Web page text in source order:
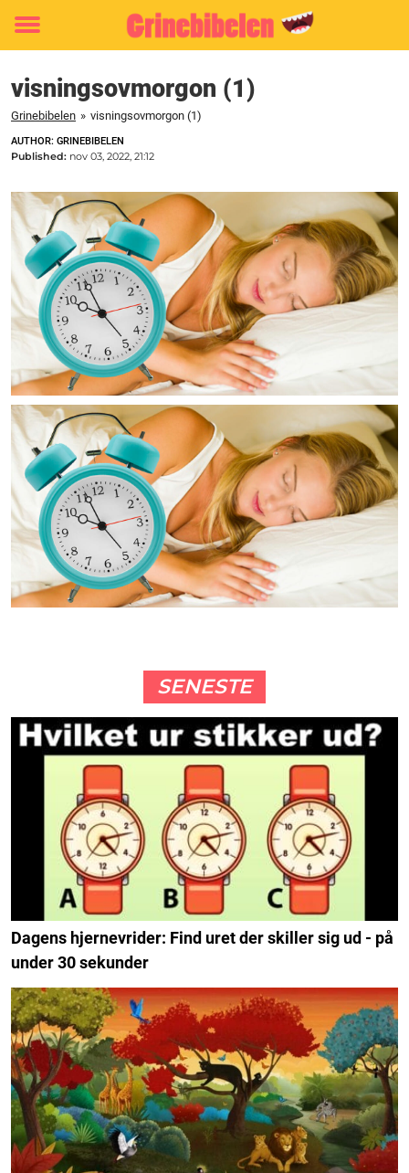
Toggle
visningsovmorgon (1)
Grinebibelen » visningsovmorgon (1)
AUTHOR: GRINEBIBELEN
Published: nov 03, 2022, 21:12
SENESTE
Dagens hjernevrider: Find uret der skiller sig ud - på
under 30 sekunder